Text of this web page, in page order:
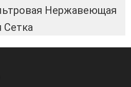
Нержавеющая
Сетка